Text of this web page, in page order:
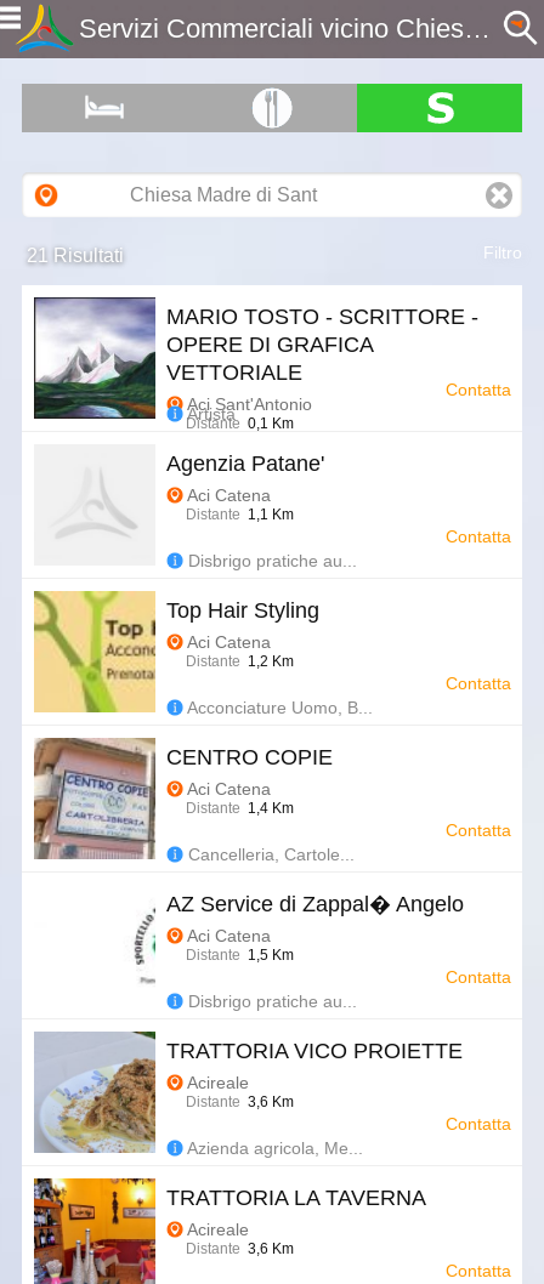
Servizi Commerciali vicino Chiesa Madre di Sant'Antonio Abate, CT, Sicilia - Etnaportal
Filtro
21 Risultati
MARIO TOSTO - SCRITTORE -
OPERE DI GRAFICA
VETTORIALE
Aci Sant'Antonio
Distante 0,1 Km
Artista
Contatta
Agenzia Patane'
Aci Catena
Distante 1,1 Km
Disbrigo pratiche au...
Contatta
Top Hair Styling
Aci Catena
Distante 1,2 Km
Acconciature Uomo, B...
Contatta
CENTRO COPIE
Aci Catena
Distante 1,4 Km
Cancelleria, Cartole...
Contatta
AZ Service di Zappal� Angelo
Aci Catena
Distante 1,5 Km
Disbrigo pratiche au...
Contatta
TRATTORIA VICO PROIETTE
Acireale
Distante 3,6 Km
Azienda agricola, Me...
Contatta
TRATTORIA LA TAVERNA
Acireale
Distante 3,6 Km
Contatta